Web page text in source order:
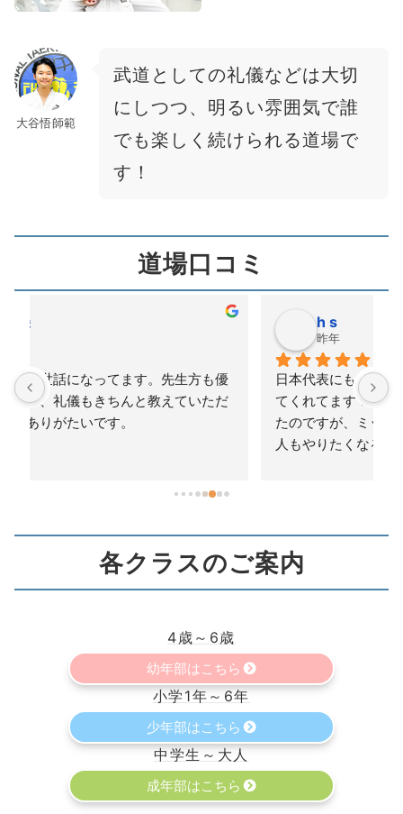
大谷悟師範
武道としての礼儀などは大切
にしつつ、明るい雰囲気で誰
でも楽しく続けられる道場で
す！
道場口コミ
日本代表にもなったことのある先生が丁寧に教え
てくれてます！子どもの習いごととして行ってみ
たのですが、ミット蹴りなどを見ているとつい大
人もやりたくなる楽しげな雰囲気です◎
各クラスのご案内
4歳～6歳
幼年部はこちら
小学1年～6年
少年部はこちら
中学生～大人
成年部はこちら